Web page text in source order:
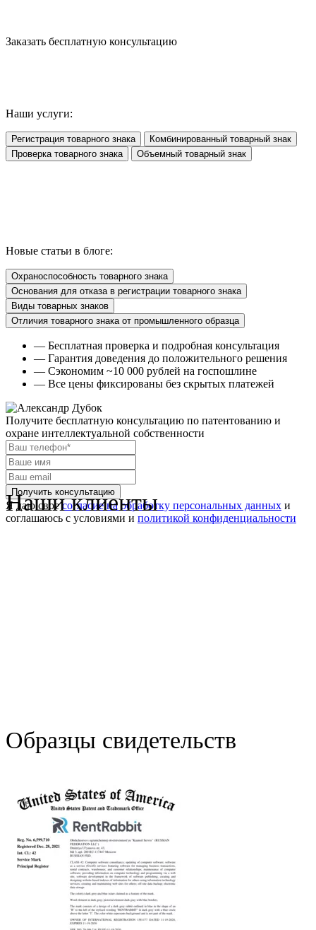
Заказать бесплатную консультацию
Наши услуги:
Регистрация товарного знака
Комбинированный товарный знак
Проверка товарного знака
Объемный товарный знак
Новые статьи в блоге:
Охраноспособность товарного знака
Основания для отказа в регистрации товарного знака
Виды товарных знаков
Отличия товарного знака от промышленного образца
— Бесплатная проверка и подробная консультация
— Гарантия доведения до положительного решения
— Сэкономим ~10 000 рублей на госпошлине
— Все цены фиксированы без скрытых платежей
Получите бесплатную консультацию по патентованию и
охране интеллектуальной собственности
Я даю своесогласие на обработку персональных данных и
соглашаюсь с условиями и политикой конфиденциальности
Наши клиенты
Образцы свидетельств